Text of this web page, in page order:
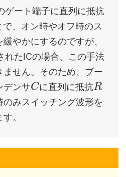
ゲート端子に直列に抵抗
で、オン時やオフ時のス
やかにするのですが、
れたICの場合、この手法
ません。そのため、ブー
デンサCに直列に抵抗R
のみスイッチング波形を
。